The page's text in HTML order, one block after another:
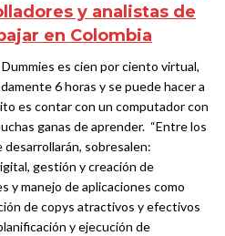
y analistas de
en Colombia
es cien por ciento virtual,
6 horas y se puede hacer a
es contar con un computador con
ganas de aprender. “Entre los
sobresalen:
gestión y creación de
y manejo de aplicaciones como
de copys atractivos y efectivos
y ejecución de